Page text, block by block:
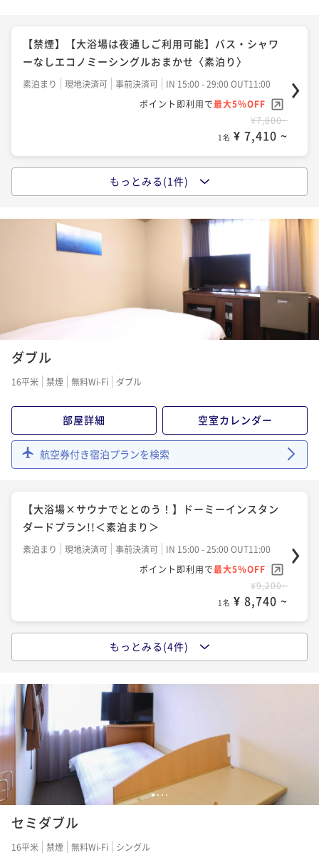
【禁煙】【大浴場は夜通しご利用可能】バス・シャワ
ーなしエコノミーシングルおまかせ〈素泊り〉
素泊まり 現地決済可 事前決済可
IN 15:00 - 29:00 OUT11:00
ポイント即利用で最大5％OFF
¥7,800~
1名 ¥ 7,410 ~
【禁煙】【大浴場は夜通しご利用可能】バス・シャワ
朝食付き 現地決済可
IN 15:00 - 29:00 OUT11:00
ポイント即利用で
¥ 9,310 ~
もっとみる(1件)
ダブル
16平米 禁煙 無料Wi-Fi ダブル
部屋詳細 空室カレンダー
航空券付き宿泊プランを検索
【大浴場×サウナでととのう！】ドーミーインスタン
ダードプラン!!＜素泊まり＞
素泊まり 現地決済可 事前決済可
IN 15:00 - 25:00 OUT11:00
ポイント即利用で最大5％OFF
¥9,200~
1名 ¥ 8,740 ~
【22時間ステイ】13時イン-11時アウト≪素泊り≫
ポイント即利用で
【22時間ステイ】15時イン-13時アウト≪素泊り≫
素泊まり 現地決済可 事前決済可
IN 15:00 - 25:00 OUT13:00
もっとみる(4件)
12 3 4
セミダブル
16平米 禁煙 無料Wi-Fi シングル